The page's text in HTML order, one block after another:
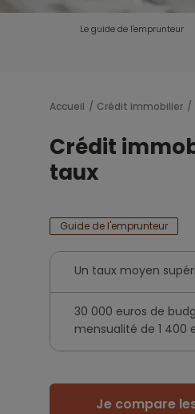
Le guide de l'emprunteur
Accueil Crédit immobilier
Crédit
taux
Guide de l'emprunteur
Un taux moyen
30 000 euros de
mensualité de 1 400
Je compare